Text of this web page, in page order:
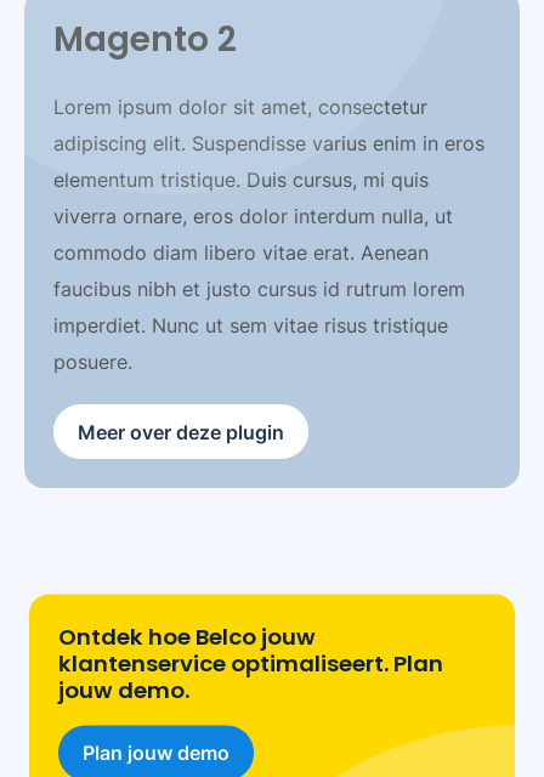
Magento 2
Lorem ipsum dolor sit amet, consectetur
adipiscing elit. Suspendisse varius enim in eros
elementum tristique. Duis cursus, mi quis
viverra ornare, eros dolor interdum nulla, ut
commodo diam libero vitae erat. Aenean
faucibus nibh et justo cursus id rutrum lorem
imperdiet. Nunc ut sem vitae risus tristique
posuere.
Meer over deze plugin
Ontdek hoe Belco jouw
klantenservice optimaliseert. Plan
jouw demo.
Plan jouw demo